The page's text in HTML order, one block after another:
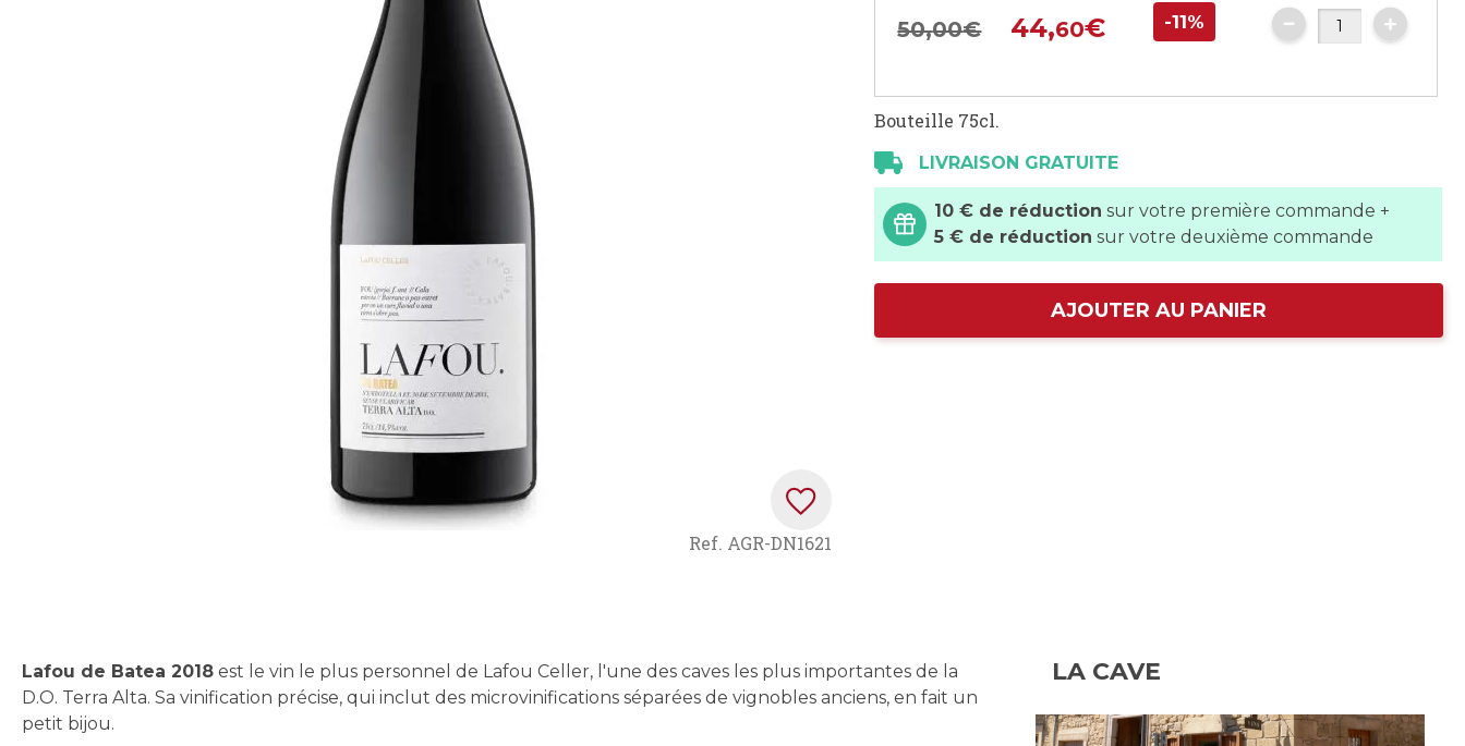
of
the
images
Ref. AGR-DN1621
50,00€ 44,60€ -11%
Bouteille 75cl.
LIVRAISON GRATUITE
10 € de réduction sur votre première commande +
5 € de réduction sur votre deuxième commande
AJOUTER AU PANIER
Lafou de Batea 2018 est le vin le plus personnel de Lafou Celler, l'une des caves les plus importantes de la
D.O. Terra Alta. Sa vinification précise, qui inclut des microvinifications séparées de vignobles anciens, en fait un
petit bijou.
LA CAVE